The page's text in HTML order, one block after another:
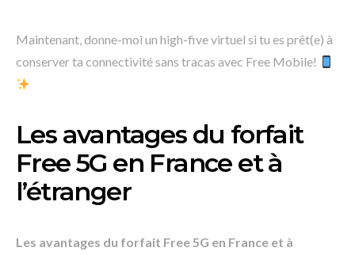
Maintenant, donne-moi un high-five virtuel si tu es prêt(e) à
conserver ta connectivité sans tracas avec Free Mobile!
Les avantages du forfait
Free 5G en France et à
l’étranger
Les avantages du forfait Free 5G en France et à